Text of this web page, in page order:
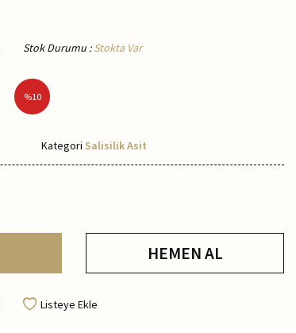
Stok Durumu : Stokta Var
%10
Kategori Salisilik Asit
HEMEN AL
Listeye Ekle